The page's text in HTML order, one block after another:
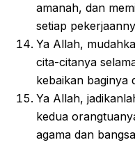
amanah, dan
setiap
Ya Allah,
cita-citanya
kebaikan baginya
Ya Allah,
kedua
agama dan